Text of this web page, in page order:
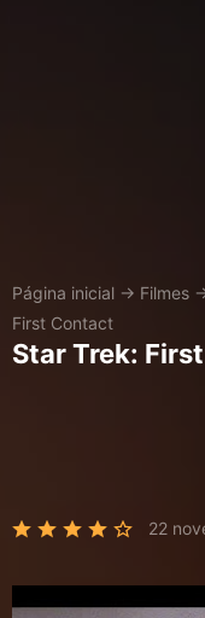
Página inicial → Filmes
First Contact
Star Trek:
22